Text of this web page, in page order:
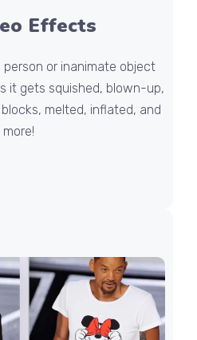
Effects
person or inanimate object
it gets squished, blown-up,
melted, inflated, and
more!